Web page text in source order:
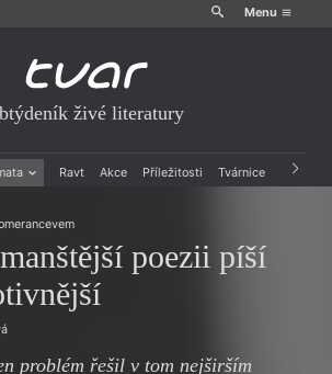
Menu
živé literatury
Ravt Akce Příležitosti Tvárnice Archiv
poezii píší
problém řešil v tom nejširším